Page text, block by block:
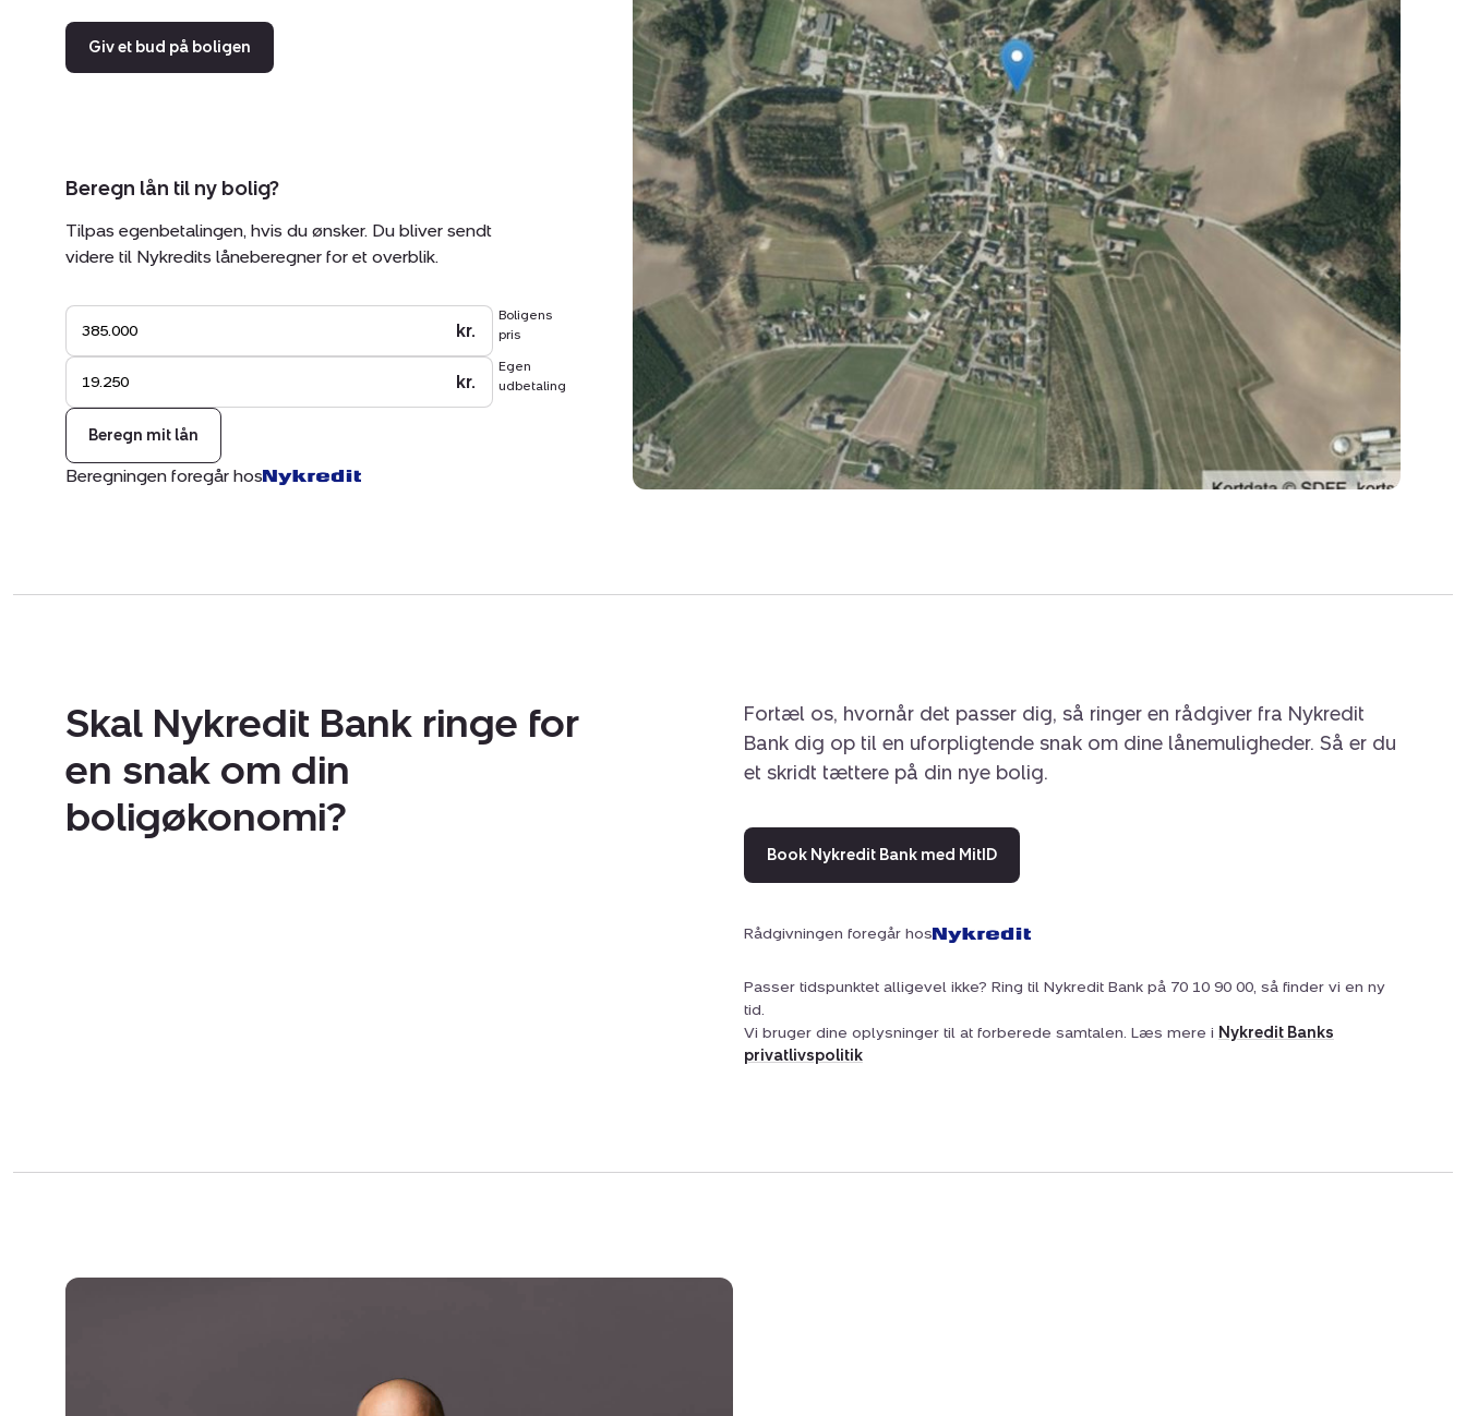
Giv et bud på boligen
Beregn lån til ny bolig?
Tilpas egenbetalingen, hvis du ønsker. Du bliver sendt
videre til Nykredits låneberegner for et overblik.
Boligens
pris
kr.
Egen
udbetaling
kr.
Beregn mit lån
Beregningen foregår hos
Skal Nykredit Bank ringe for
en snak om din
boligøkonomi?
Fortæl os, hvornår det passer dig, så ringer en rådgiver fra Nykredit
Bank dig op til en uforpligtende snak om dine lånemuligheder. Så er du
et skridt tættere på din nye bolig.
Book Nykredit Bank med MitID
Rådgivningen foregår hos
Passer tidspunktet alligevel ikke? Ring til Nykredit Bank på 70 10 90 00, så finder vi en ny
tid.
Vi bruger dine oplysninger til at forberede samtalen. Læs mere i Nykredit Banks
privatlivspolitik